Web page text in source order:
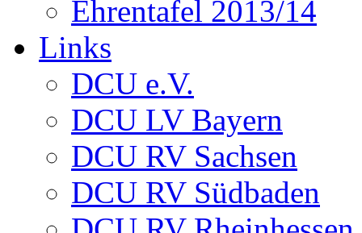
Ehrentafel 2013/14
Links
DCU e.V.
DCU LV Bayern
DCU RV Sachsen
DCU RV Südbaden